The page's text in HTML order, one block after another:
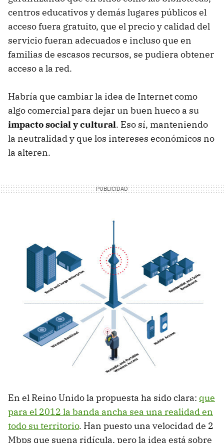
centros educativos y demás lugares públicos el
acceso fuera gratuito, que el precio y calidad del
servicio fueran adecuados e incluso que en
familias de escasos recursos, se pudiera obtener
acceso a la red.
Habría que cambiar la idea de Internet como
algo comercial para dejar un buen hueco a su
impacto social y cultural. Eso sí, manteniendo
la neutralidad y que los intereses económicos no
la alteren.
En el Reino Unido la propuesta ha sido clara: que
para el 2012 la banda ancha sea una realidad en
todo su territorio. Han puesto una velocidad de 2
Mbps que suena ridícula, pero la idea está sobre